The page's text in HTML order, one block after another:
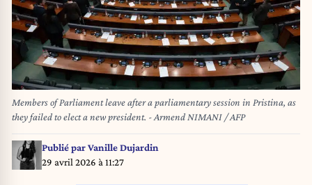
Members of Parliament leave after a parliamentary session in Pristina, as
they failed to elect a new president. - Armend NIMANI / AFP
Publié parVanille Dujardin
29 avril 2026 à 11:27